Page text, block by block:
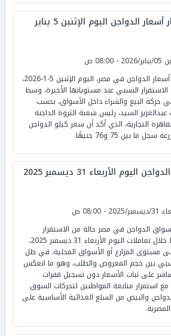
استقرار أسعار الدواجن اليوم الإثنين 5 يناير
ص
شهدت أسعار الدواجن في مصر، اليوم الإثنين 5-1-2026،
النسبي عند مستوياتها الأخيرة، وسط
حركة البيع والشراء داخل الأسواق، بحسب
عبدالعزيز السيد، رئيس شعبة الثروة الداجنة
التجارية، الذي أكد أن سعر كيلو الدواجن
ما بين 75 و76 جنيهًا.
اليوم الأربعاء 31 ديسمبر 2025
- 08:00 ص
الدواجن في مصر حالة من الاستقرار
الملحوظ خلال تعاملات اليوم الأربعاء 31 ديسمبر 2025،
مستوى المزارع أو الأسواق المحلية، في ظل
بين حجم المعروض والطلب، وهو ما انعكس
على ثبات الأسعار دون تسجيل قفزات
مع استمرار متابعة المواطنين لتحركات السوق
الدواجن والبيض من السلع الغذائية الأساسية على